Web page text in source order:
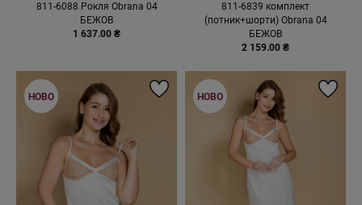
811-6088 Рокля Obrana 04
БЕЖОВ
1 637.00 ₴
811-6839 комплект
(потник+шорти) Obrana 04
БЕЖОВ
2 159.00 ₴
НОВО НОВО